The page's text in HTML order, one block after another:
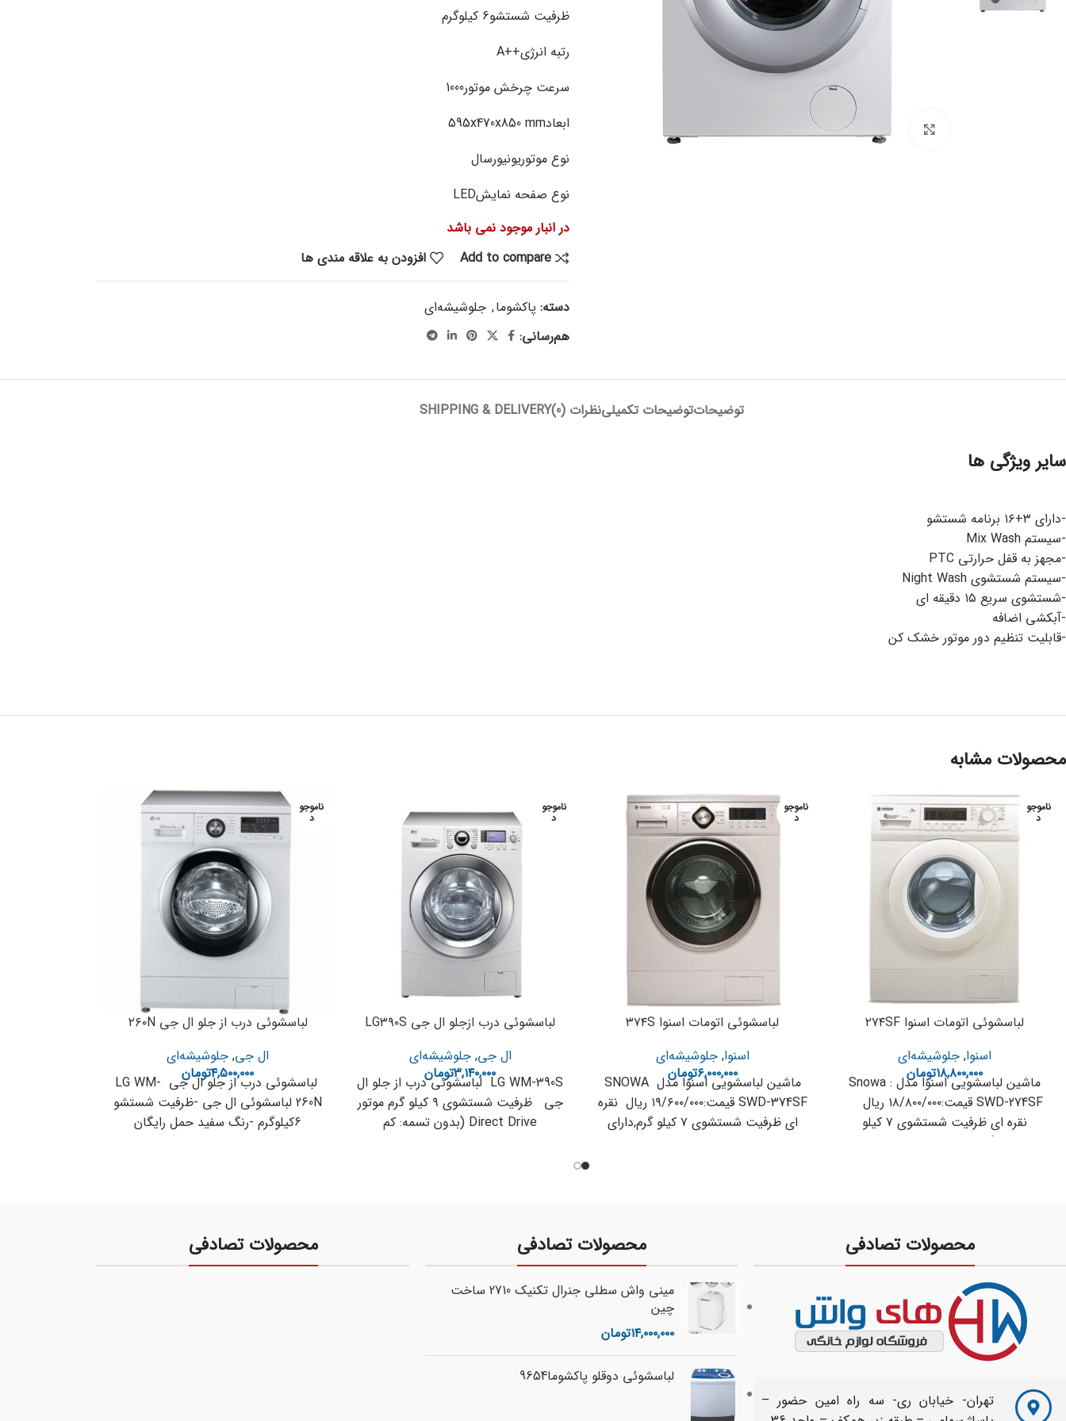
برای بزرگنمایی کلیک کنید
ظرفیت شستشو6 کیلوگرم
رتبه انرژیA++
سرعت چرخش موتور1000
ابعاد595x470x850 mm
نوع موتوریونیورسال
نوع صفحه نمایشLED
در انبار موجود نمی باشد
Add to compare
افزودن به علاقه مندی ها
دسته: پاکشوما, جلوشیشه‌ای
هم‌رسانی:
توضیحاتتوضیحات تکمیلینظرات (0) SHIPPING & DELIVERY
سایر ویژگی ها
-دارای ۳+۱۶ برنامه شستشو
-سیستم Mix Wash
-مجهز به قفل حرارتی PTC
-سیستم شستشوی Night Wash
-شستشوی سریع ۱۵ دقیقه ای
-آبکشی اضافه
-قابلیت تنظیم دور موتور خشک کن
محصولات مشابه
ناموجو
د
لباسشوئی اتومات اسنوا ۲۷۴SF
اسنوا, جلوشیشه‌ای
۱۸,۸۰۰,۰۰۰تومان
ماشین لباسشویی اسنوا مدل : Snowa
SWD-274SF قیمت:۱۸/۸۰۰/۰۰۰ ریال
نقره ای ظرفیت شستشوی ۷ کیلو
گرم,دارای رتبه انرژی
ناموجو
د
لباسشوئی اتومات اسنوا ۳۷۴S
اسنوا,جلوشیشه‌ای
۶,۰۰۰,۰۰۰تومان
ماشین لباسشویی اسنوا مدل SNOWA
SWD-374SF قیمت:۱۹/۶۰۰/۰۰۰ ریال نقره
ای ظرفیت شستشوی ۷ کیلو گرم,دارای
ناموجو
د
لباسشوئی درب ازجلو ال جی LG۳۹۰S
ال جی,جلوشیشه‌ای
۳,۱۴۰,۰۰۰تومان
LG WM-390S لباسشوئی درب از جلو ال
جی ظرفیت شستشوی ۹ کیلو گرم موتور
Direct Drive (بدون تسمه: کم
ناموجو
د
لباسشوئی درب از جلو ال جی ۲۶۰N
ال جی, جلوشیشه‌ای
۴,۵۰۰,۰۰۰تومان
لباسشوئی درب از جلو ال جی LG WM-
260N لباسشوئی ال جی -ظرفیت شستشو
6کیلوگرم -رنگ سفید حمل رایگان
محصولات تصادفی
تهران- خیابان ری- سه راه امین حضور –
محصولات تصادفی
مینی واش سطلی جنرال تکنیک 2710 ساخت
چین
۱۴,۰۰۰,۰۰۰تومان
لباسشوئی دوقلو پاکشوما9654
محصولات تصادفی